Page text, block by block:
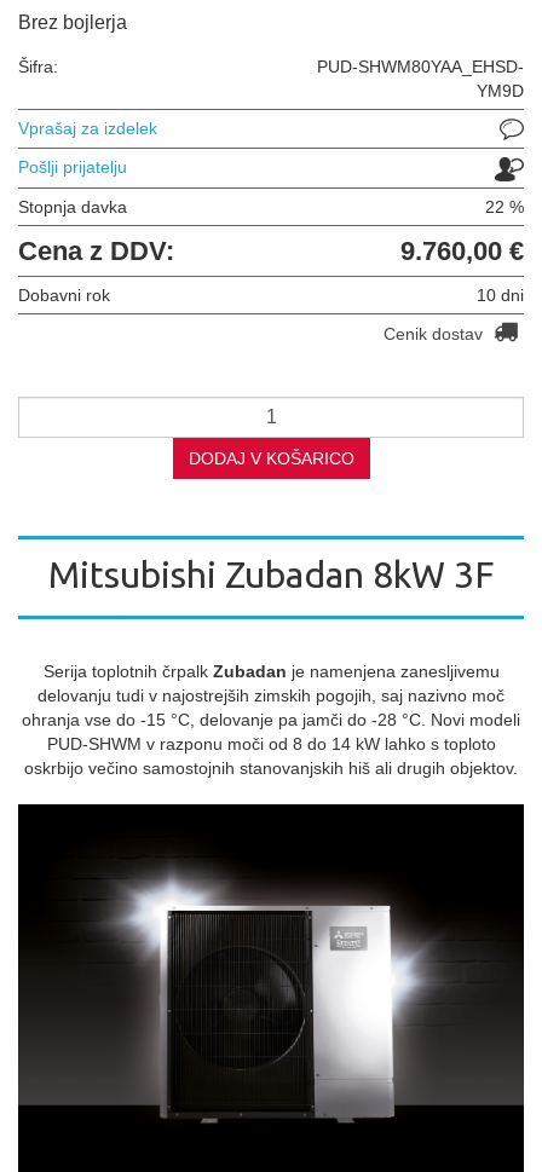
Brez bojlerja
Šifra:
PUD-SHWM80YAA_EHSD-
YM9D
Vprašaj za izdelek
Pošlji prijatelju
Stopnja davka 22 %
Cena z DDV: 9.760,00 €
Dobavni rok
10 dni
Cenik dostav
DODAJ V KOŠARICO
Mitsubishi Zubadan 8kW 3F
Serija toplotnih črpalk Zubadan je namenjena zanesljivemu
delovanju tudi v najostrejših zimskih pogojih, saj nazivno moč
ohranja vse do -15 °C, delovanje pa jamči do -28 °C. Novi modeli
PUD-SHWM v razponu moči od 8 do 14 kW lahko s toploto
oskrbijo večino samostojnih stanovanjskih hiš ali drugih objektov.